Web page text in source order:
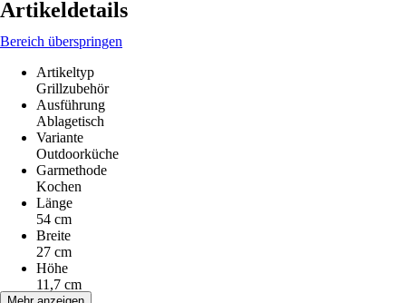
Artikeldetails
Bereich überspringen
Artikeltyp
Grillzubehör
Ausführung
Ablagetisch
Variante
Outdoorküche
Garmethode
Kochen
Länge
54 cm
Breite
27 cm
Höhe
11,7 cm